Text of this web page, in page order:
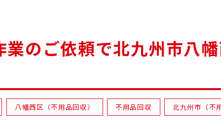
のご依頼で北九州市八
八幡西区（不用品回収） 不用品回収 北九州市（不